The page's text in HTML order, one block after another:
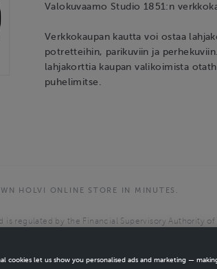
Valokuvaamo Studio 1851:n
Verkkokaupan kautta voi ostaa
potretteihin, parikuviin ja
lahjakorttia kaupan valikoimista
puhelimitse.
HOLVI ONLINE STORE IN MINUTES.
is regulated by the Financial Supervisory Authority of
cookies let us show you personalised ads and marketing —